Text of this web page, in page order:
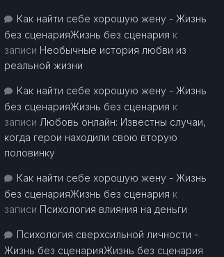
Как найти себе хорошую жену - Жизнь
без сценарияЖизнь без сценария к
записи Необычные история любви из
реальной жизни
Как найти себе хорошую жену - Жизнь
без сценарияЖизнь без сценария к
записи Любовь онлайн: Известны случаи,
когда герои находили свою вторую
половинку
Как найти себе хорошую жену - Жизнь
без сценарияЖизнь без сценария к
записи Психология влияния на деньги
Психология сверхсильной личности -
Жизнь без сценарияЖизнь без сценария